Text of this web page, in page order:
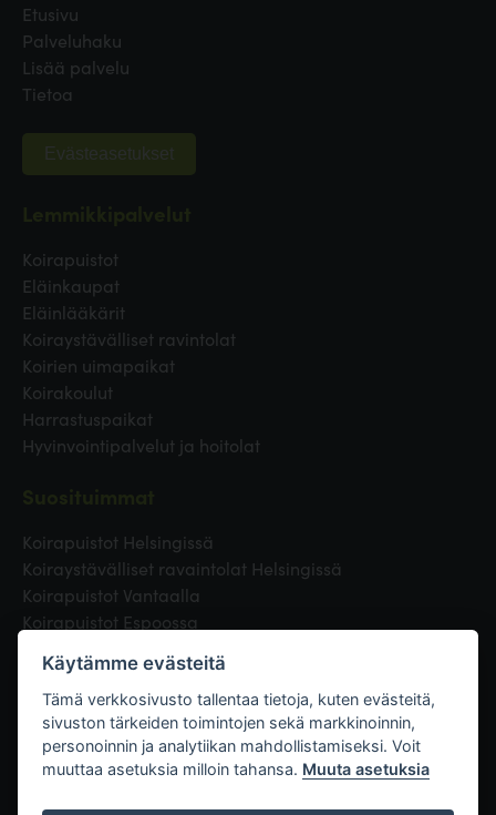
Etusivu
Palveluhaku
Lisää palvelu
Tietoa
Evästeasetukset
Koirapuistot
Eläinkaupat
Eläinlääkärit
Koiraystävälliset ravintolat
Koirien uimapaikat
Koirakoulut
Harrastuspaikat
Hyvinvointipalvelut ja hoitolat
Koirapuistot Helsingissä
Koiraystävälliset ravaintolat Helsingissä
Koirapuistot Vantaalla
Koirapuistot Espoossa
Eläinlääkäri Helsingissä
Koirapuistot Tampereella
Linkit
Käytämme evästeitä
Tämä verkkosivusto tallentaa tietoja, kuten evästeitä,
sivuston tärkeiden toimintojen sekä markkinoinnin,
personoinnin ja analytiikan mahdollistamiseksi. Voit
muuttaa asetuksia milloin tahansa. Muuta asetuksia